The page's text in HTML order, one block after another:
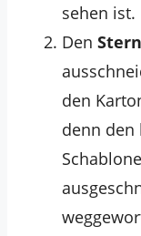
sehen ist.
Den Stern
den
denn den